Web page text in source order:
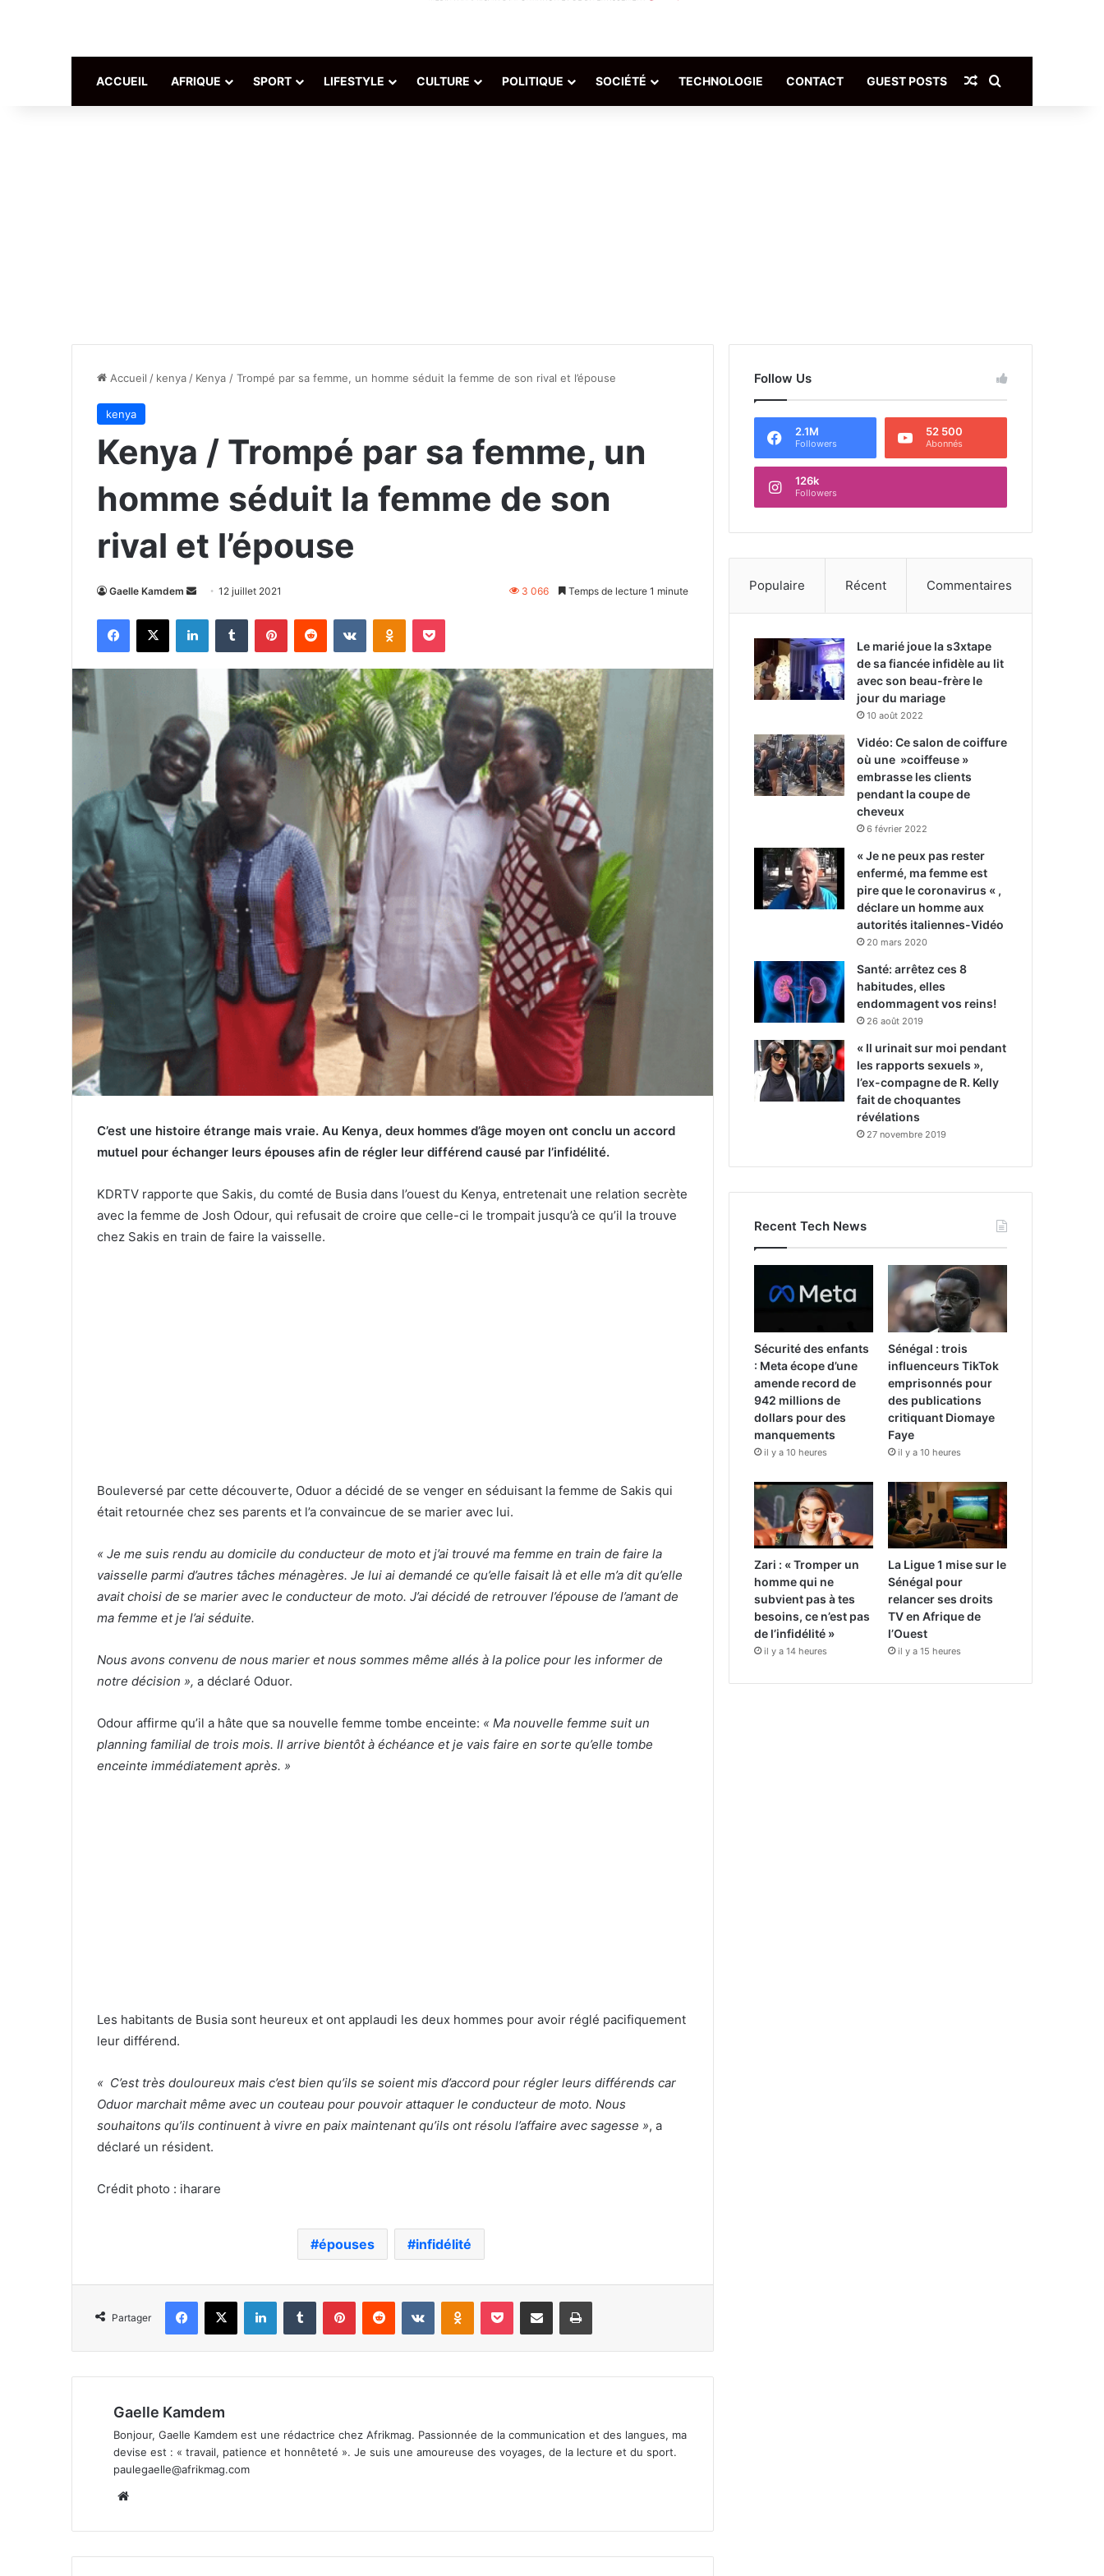
ACCUEIL AFRIQUE SPORT LIFESTYLE CULTURE POLITIQUE SOCIÉTÉ TECHNOLOGIE CONTACT GUEST POSTS Article Aléatoire
Accueil / kenya / Kenya / Trompé par sa femme, un homme séduit la femme de son rival et l’épouse
kenya
Kenya / Trompé par sa femme, un
homme séduit la femme de son
rival et l’épouse
Gaelle Kamdem
Envoyer
courriel
12 juillet 2021 3 066 Temps de lecture 1 minute
Facebook
X LinkedinTumblr PinterestReddit VKontakteOdnoklassniki
Pocket
C’est une histoire étrange mais vraie. Au Kenya, deux hommes d’âge moyen ont conclu un accord
mutuel pour échanger leurs épouses afin de régler leur différend causé par l’infidélité.
KDRTV rapporte que Sakis, du comté de Busia dans l’ouest du Kenya, entretenait une relation secrète
avec la femme de Josh Odour, qui refusait de croire que celle-ci le trompait jusqu’à ce qu’il la trouve
chez Sakis en train de faire la vaisselle.
Bouleversé par cette découverte, Oduor a décidé de se venger en séduisant la femme de Sakis qui
était retournée chez ses parents et l’a convaincue de se marier avec lui.
« Je me suis rendu au domicile du conducteur de moto et j’ai trouvé ma femme en train de faire la
vaisselle parmi d’autres tâches ménagères. Je lui ai demandé ce qu’elle faisait là et elle m’a dit qu’elle
avait choisi de se marier avec le conducteur de moto. J’ai décidé de retrouver l’épouse de l’amant de
ma femme et je l’ai séduite.
Nous avons convenu de nous marier et nous sommes même allés à la police pour les informer de
notre décision », a déclaré Oduor.
Odour affirme qu’il a hâte que sa nouvelle femme tombe enceinte: « Ma nouvelle femme suit un
planning familial de trois mois. Il arrive bientôt à échéance et je vais faire en sorte qu’elle tombe
enceinte immédiatement après. »
Les habitants de Busia sont heureux et ont applaudi les deux hommes pour avoir réglé pacifiquement
leur différend.
« C’est très douloureux mais c’est bien qu’ils se soient mis d’accord pour régler leurs différends car
Oduor marchait même avec un couteau pour pouvoir attaquer le conducteur de moto. Nous
souhaitons qu’ils continuent à vivre en paix maintenant qu’ils ont résolu l’affaire avec sagesse », a
déclaré un résident.
Crédit photo : iharare
épouses infidélité
Partager
Facebook
X LinkedinTumblr PinterestReddit VKontakteOdnoklassniki
Pocket Partager par email Imprimer
Gaelle Kamdem
Bonjour, Gaelle Kamdem est une rédactrice chez Afrikmag. Passionnée de la communication et des langues, ma
devise est : « travail, patience et honnêteté ». Je suis une amoureuse des voyages, de la lecture et du sport.
paulegaelle@afrikmag.com
Follow Us
2.1M
Followers
52 500
Abonnés
126k
Followers
Populaire Récent Commentaires
Le marié joue la s3xtape
de sa fiancée infidèle au lit
avec son beau-frère le
jour du mariage
10 août 2022
Vidéo: Ce salon de coiffure
où une »coiffeuse »
embrasse les clients
pendant la coupe de
cheveux
6 février 2022
« Je ne peux pas rester
enfermé, ma femme est
pire que le coronavirus « ,
déclare un homme aux
autorités italiennes-Vidéo
20 mars 2020
Santé: arrêtez ces 8
habitudes, elles
endommagent vos reins!
26 août 2019
« Il urinait sur moi pendant
les rapports sexuels »,
l’ex-compagne de R. Kelly
fait de choquantes
révélations
27 novembre 2019
Recent Tech News
Sécurité des enfants
: Meta écope d’une
amende record de
942 millions de
dollars pour des
manquements
il y a 10 heures
Sénégal : trois
influenceurs TikTok
emprisonnés pour
des publications
critiquant Diomaye
Faye
il y a 10 heures
Zari : « Tromper un
homme qui ne
subvient pas à tes
besoins, ce n’est pas
de l’infidélité »
il y a 14 heures
La Ligue 1 mise sur le
Sénégal pour
relancer ses droits
TV en Afrique de
l’Ouest
il y a 15 heures